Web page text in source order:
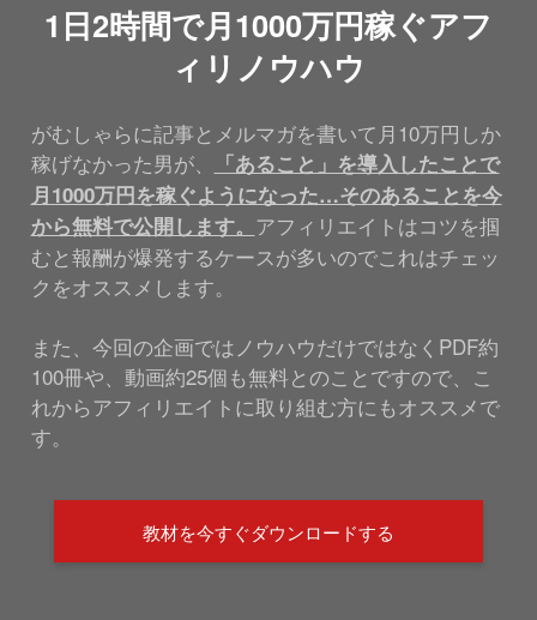
1日2時間で月1000万円稼ぐアフ
ィリノウハウ
がむしゃらに記事とメルマガを書いて月10万円しか
稼げなかった男が、
「あること」を導入したことで
月1000万円を稼ぐようになった…そのあることを今
から無料で公開します。 アフィリエイトはコツを掴
むと報酬が爆発するケースが多いのでこれはチェッ
クをオススメします。
また、今回の企画ではノウハウだけではなくPDF約
100冊や、動画約25個も無料とのことですので、こ
れからアフィリエイトに取り組む方にもオススメで
す。
教材を今すぐダウンロードする